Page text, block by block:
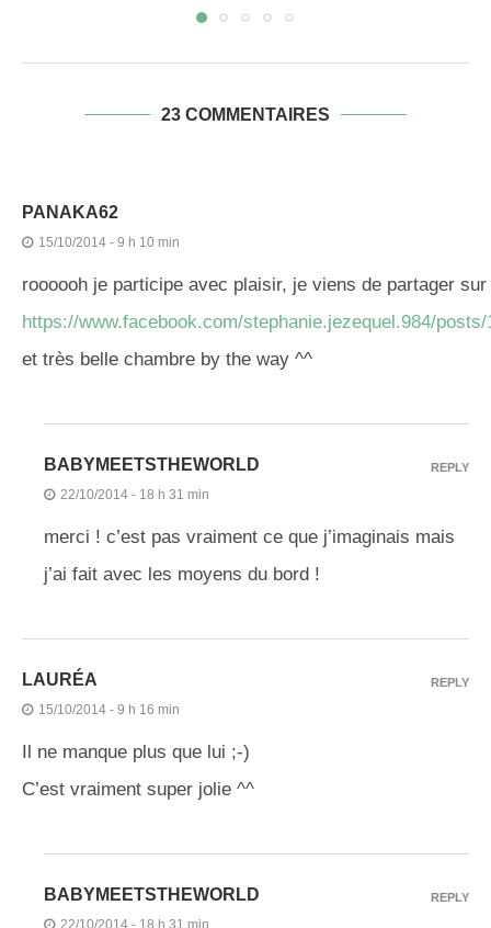
23 COMMENTAIRES
PANAKA62
15/10/2014 - 9 h 10 min
roooooh je participe avec plaisir, je viens de partager
https://www.facebook.com/stephanie.jezequel.984/posts/
et très belle chambre by the way ^^
BABYMEETSTHEWORLD
22/10/2014 - 18 h 31 min
merci ! c’est pas vraiment ce que j’imaginais mais
j’ai fait avec les moyens du bord !
REPLY
LAURÉA
15/10/2014 - 9 h 16 min
Il ne manque plus que lui ;-)
C’est vraiment super jolie ^^
REPLY
BABYMEETSTHEWORLD
22/10/2014 - 18 h 31 min
REPLY